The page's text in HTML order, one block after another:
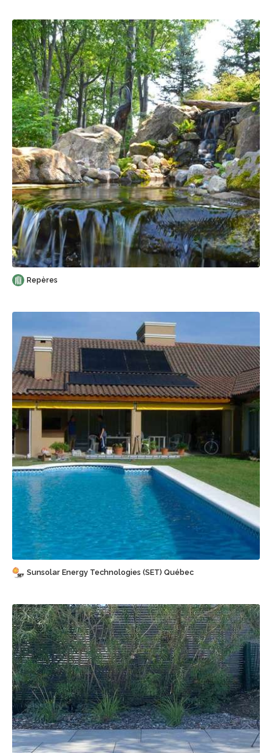
Sauvegarder
Repères
Sauvegarder
Sunsolar Energy Technologies (SET) Québec